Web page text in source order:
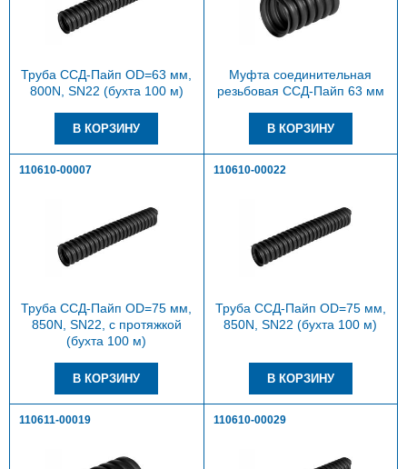
Труба ССД-Пайп OD=63 мм,
800N, SN22 (бухта 100 м)
Муфта соединительная
резьбовая ССД-Пайп 63 мм
110610-00007
Труба ССД-Пайп OD=75 мм,
850N, SN22, с протяжкой
(бухта 100 м)
110610-00022
Труба ССД-Пайп OD=75 мм,
850N, SN22 (бухта 100 м)
110611-00019 110610-00029